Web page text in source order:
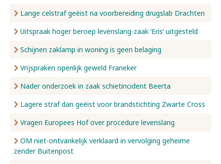
Lange celstraf geëist na voorbereiding drugslab Drachten
Uitspraak hoger beroep levenslang-zaak ‘Eris’ uitgesteld
Schijnen zaklamp in woning is geen belaging
Vrijspraken openlijk geweld Franeker
Nader onderzoek in zaak schietincident Beerta
Lagere straf dan geëist voor brandstichting Zwarte Cross
Vragen Europees Hof over procedure levenslang
OM niet-ontvankelijk verklaard in vervolging geheime
zender Buitenpost